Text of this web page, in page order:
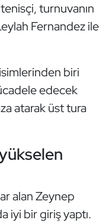
turnuvanın
Fernandez ile
biri
edecek
atarak üst tura
alan Zeynep
iyi bir giriş yaptı.